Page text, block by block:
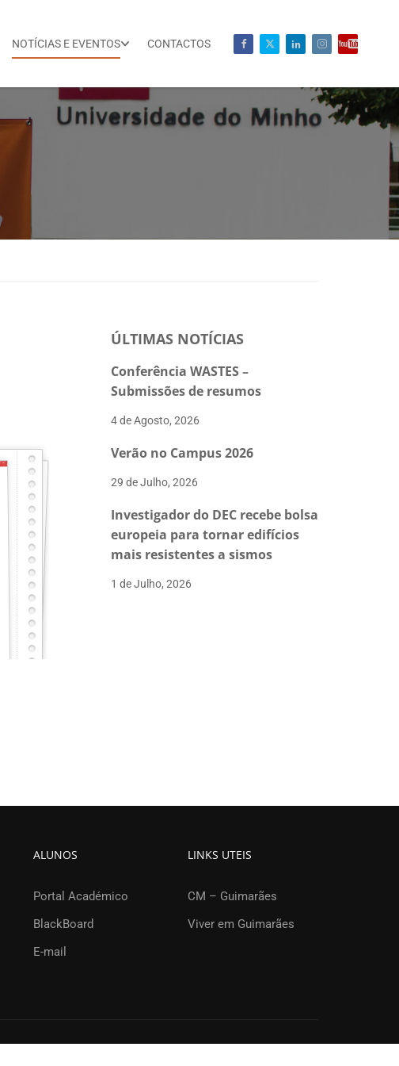
NOTÍCIAS E EVENTOS CONTACTOS
ÚLTIMAS NOTÍCIAS
Conferência WASTES –
Submissões de resumos
4 de Agosto, 2026
Verão no Campus 2026
29 de Julho, 2026
Investigador do DEC recebe bolsa
europeia para tornar edifícios
mais resistentes a sismos
1 de Julho, 2026
ALUNOS
Portal Académico
BlackBoard
E-mail
LINKS UTEIS
CM – Guimarães
Viver em Guimarães